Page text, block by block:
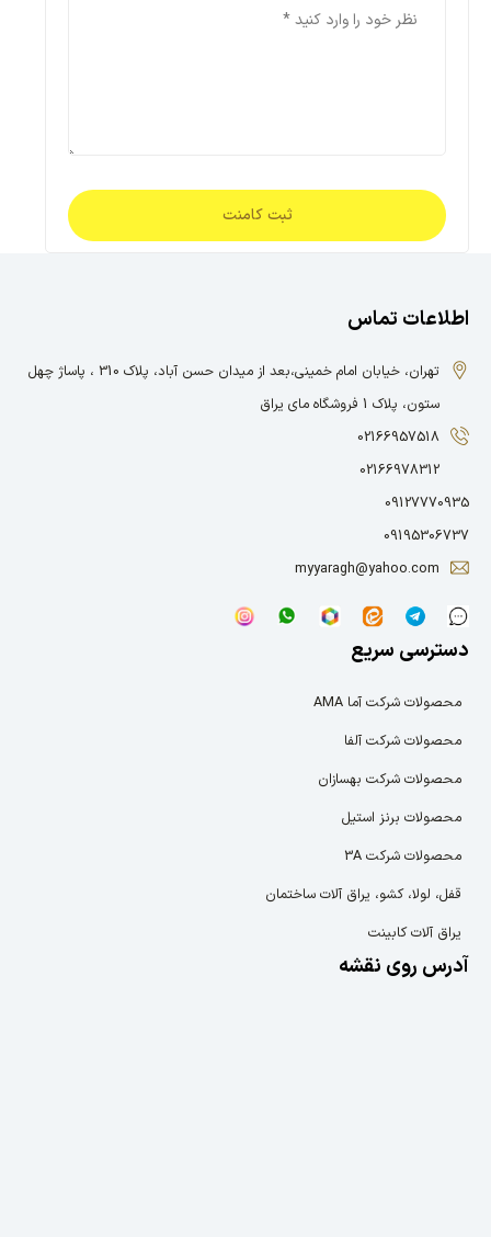
ثبت کامنت
اطلاعات تماس
تهران، خیابان امام خمینی،بعد از میدان حسن آباد، پلاک 310 ، پاساژ چهل
ستون، پلاک 1 فروشگاه مای یراق
02166957518
02166978312
09127770935
09195306737
myyaragh@yahoo.com
دسترسی سریع
محصولات شرکت آما AMA
محصولات شرکت آلفا
محصولات شرکت بهسازان
محصولات برنز استیل
محصولات شرکت 3A
قفل، لولا، کشو، یراق آلات ساختمان
یراق آلات کابینت
آدرس روی نقشه